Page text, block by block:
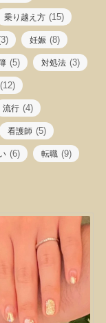
乗り越え方 (15)
妊娠 (8)
(5) 対処法 (3)
(12)
流行 (4)
看護師 (5)
(6) 転職 (9)